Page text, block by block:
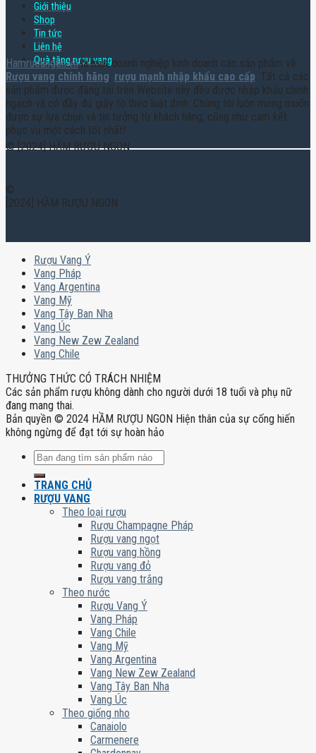
Giới thiệu
Shop
Tin tức
Liên hệ
Quà tặng rượu vang
Hamruoungon.vnlà một doanh nghiệp kinh doanh các sản phẩm về
Rượu vang chính hãng, rượu mạnh nhập khẩu cao cấp. Tất cả các
sản phẩm được đăng tải trên Website này đều được nhập khẩu chính
ngạch và có đầy đủ giấy tờ theo luật định. Chúng tôi luôn mong muốn
được sự lựa chọn và tin tưởng từ khách hàng, cũng như cam kết
phục vụ một cách tốt nhất!
© [2024] HẦM RƯỢU NGON
©
[2024] HẦM RƯỢU NGON
Rượu Vang Ý
Vang Pháp
Vang Argentina
Vang Mỹ
Vang Tây Ban Nha
Vang Úc
Vang New Zew Zealand
Vang Chile
THƯỞNG THỨC CÓ TRÁCH NHIỆM
Các sản phẩm rượu không dành cho người dưới 18 tuổi và phụ nữ
đang mang thai.
Bản quyền © 2024 HẦM RƯỢU NGON Hiện thân của sự cống hiến
không ngừng để đạt tới sự hoàn hảo
Tìm
TRANG CHỦ
RƯỢU VANG
Theo loại rượu
Rượu Champagne Pháp
Rượu vang ngọt
Rượu vang hồng
Rượu vang đỏ
Rượu vang trắng
Theo nước
Rượu Vang Ý
Vang Pháp
Vang Chile
Vang Mỹ
Vang Argentina
Vang New Zew Zealand
Vang Tây Ban Nha
Vang Úc
Theo giống nho
Canaiolo
Carmenere